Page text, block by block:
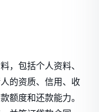
，包括个人资料、
的资质、信用、收
额度和还款能力。